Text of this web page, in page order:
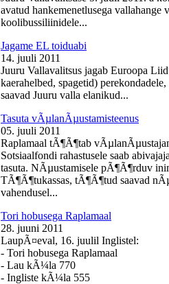
avatud hankemenetlusega vallahange
koolibussiliinidele...
Jagame EL toiduabi
14. juuli 2011
Juuru Vallavalitsus jagab Euroopa
kaerahelbed, spagetid)
saavad Juuru valla elanikud...
Tasuta vÃµlanÃµustamisteenus
05. juuli 2011
Raplamaal tÃ¶Ã¶tab
Sotsiaalfondi rahastusele saab
tasuta. NÃµustamisele pÃ¶Ã¶rduv
TÃ¶Ã¶tukassas, tÃ¶Ã¶tud saavad
vahendusel...
Tori hobusega Raplamaal
28. juuni 2011
LaupÃ¤eval, 16. juulil Inglistel:
- Tori hobusega Raplamaal
- Lau kÃ¼la 770
- Ingliste kÃ¼la 555